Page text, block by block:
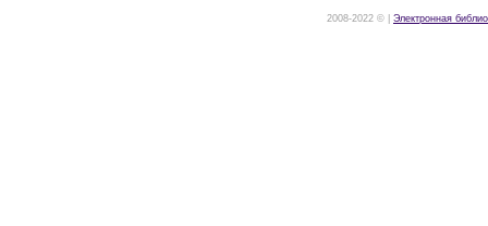
2008-2022 © | Электронная